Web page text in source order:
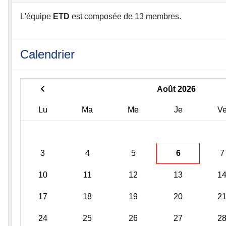
L'équipe ETD est composée de 13 membres.
Calendrier
Août 2026
Lu Ma Me Je
3 4 5 6 7
10 11 12 13 14
17 18 19 20 21
24 25 26 27 28